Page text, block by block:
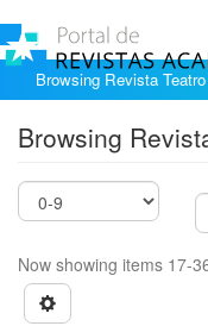
Browsing Revista
Browsing
Now showing items 17-